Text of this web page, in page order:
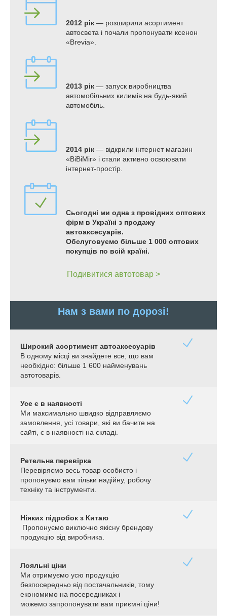
2012 рік — розширили асортимент
автосвета і почали пропонувати ксенон
«Brevia».
2013 рік — запуск виробництва
автомобільних килимів на будь-який
автомобіль.
2014 рік — відкрили інтернет магазин
«BiBiMir» і стали активно освоювати
інтернет-простір.
Сьогодні ми одна з провідних оптових
фірм в Україні з продажу
автоаксесуарів.
Обслуговуємо більше 1 000 оптових
покупців по всій країні.
Подивитися автотовар >
Нам з вами по дорозі!
Широкий асортимент автоаксесуарів
В одному місці ви знайдете все, що вам
необхідно: більше 1 600 найменувань
автотоварів.
Усе є в наявності
Ми максимально швидко відправляємо
замовлення, усі товари, які ви бачите на
сайті, є в наявності на складі.
Ретельна перевірка
Перевіряємо весь товар особисто і
пропонуємо вам тільки надійну, робочу
техніку та інструменти.
Ніяких підробок з Китаю
Пропонуємо виключно якісну брендову
продукцію від виробника.
Лояльні ціни
Ми отримуємо усю продукцію
безпосередньо від постачальників, тому
економимо на посередниках і
можемо запропонувати вам приємні ціни!